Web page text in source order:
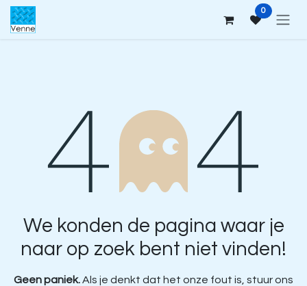
Overslaan naar inhoud 0
Fout 404
We konden de pagina waar je
naar op zoek bent niet vinden!
Geen paniek.Als je denkt dat het onze fout is, stuur ons